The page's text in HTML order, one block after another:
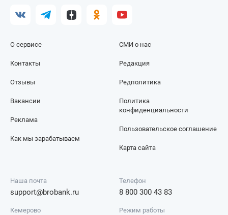
О сервисе
Контакты
Отзывы
СМИ о нас
Редакция
Редполитика
Вакансии
Реклама
Как мы зарабатываем
Политика
конфиденциальности
Пользовательское соглашение
Карта сайта
Наша почта
support@brobank.ru
Телефон
8 800 300 43 83
Кемерово Режим работы